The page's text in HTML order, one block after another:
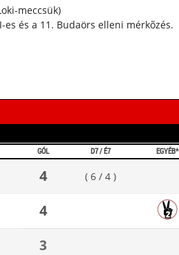
meccsük)
es és a 11. Budaörs elleni mérkõzés.
GÓL D7 / É7 EGYÉB*
4 ( 6 / 4 )
4
3